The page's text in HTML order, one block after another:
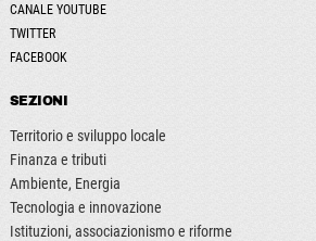
CANALE YOUTUBE
TWITTER
FACEBOOK
SEZIONI
Territorio e sviluppo locale
Finanza e tributi
Ambiente, Energia
Tecnologia e innovazione
Istituzioni, associazionismo e riforme